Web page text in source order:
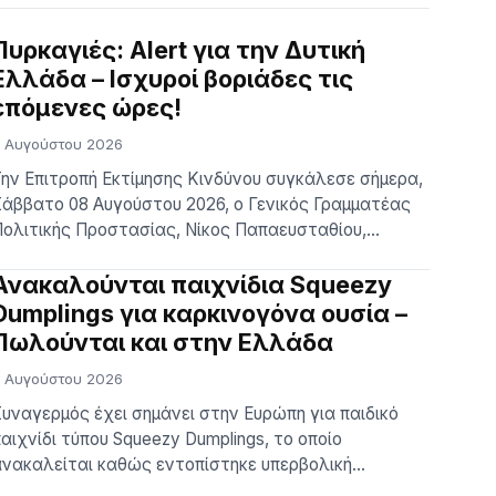
Alert για την Δυτική
– Ισχυροί βοριάδες τις
ώρες!
Αυγούστου 2026
Επιτροπή Εκτίμησης Κινδύνου συγκάλεσε σήμερα,
08 Αυγούστου 2026, ο Γενικός Γραμματέας
Προστασίας, Νίκος Παπαευσταθίου,
Προστασίας, Ευάγγελου Τουρνά. Θέμα της
οι ισχυροί βόρειοι – βορειοανατολικοί
που θα επικρατήσουν τις επόμενες ημέρες σε
μέρος της χώρας, σε συνδυασμό με τις
θερμοκρασίες πο…
παιχνίδια Squeezy
για καρκινογόνα ουσία –
και στην Ελλάδα
Αυγούστου 2026
έχει σημάνει στην Ευρώπη για παιδικό
τύπου Squeezy Dumplings, το οποίο
καθώς εντοπίστηκε υπερβολική